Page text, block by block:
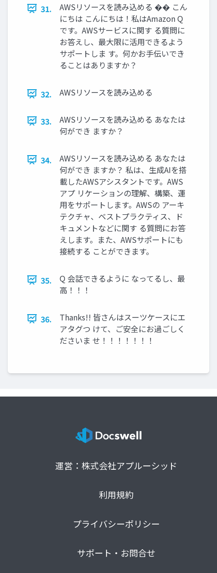
31.
AWSリソースを読み込める �� こん
にちは こんにちは！私はAmazon Q
です。AWSサービスに関す る質問に
お答えし、最大限に活用できるよう
サポートしま す。何かお手伝いでき
ることはありますか？
32. AWSリソースを読み込める
33.
AWSリソースを読み込める あなたは
何ができ ますか？
34.
AWSリソースを読み込める あなたは
何ができ ますか？ 私は、生成AIを搭
載したAWSアシスタントです。AWS
アプ リケーションの理解、構築、運
用をサポートします。AWSの アーキ
テクチャ、ベストプラクティス、ド
キュメントなどに関す る質問にお答
えします。また、AWSサポートにも
接続する ことができます。
35.
Q 会話できるように なってるし、最
高！！！
36.
Thanks!! 皆さんはスーツケースにエ
アタグつ けて、ご安全にお過ごしく
ださいま せ！！！！！！！
運営：株式会社アプルーシッド
利用規約
プライバシーポリシー
サポート・お問合せ